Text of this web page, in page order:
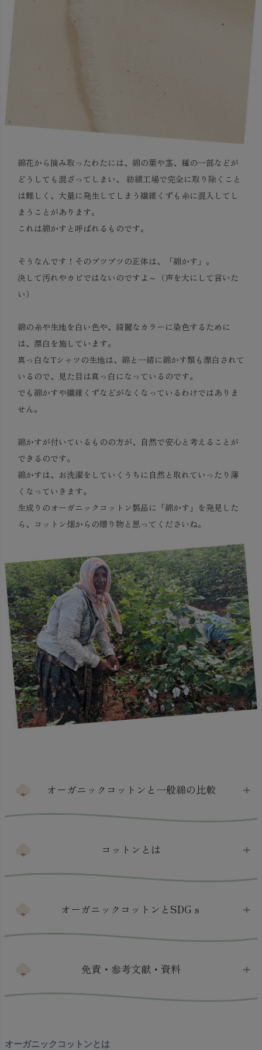
綿花から摘み取ったわたには、綿の葉や茎、種の一部などが
どうしても混ざってしまい、 紡績工場で完全に取り除くこと
は難しく、大量に発生してしまう繊維くずも糸に混入してし
まうことがあります。
これは綿かすと呼ばれるものです。
そうなんです！そのブツブツの正体は、「綿かす」。
決して汚れやカビではないのですよ～（声を大にして言いた
い）
綿の糸や生地を白い色や、綺麗なカラーに染色するために
は、漂白を施しています。
真っ白なTシャツの生地は、綿と一緒に綿かす類も漂白されて
いるので、見た目は真っ白になっているのです。
でも綿かすや繊維くずなどがなくなっているわけではありま
せん。
綿かすが付いているものの方が、自然で安心と考えることが
できるのです。
綿かすは、お洗濯をしていくうちに自然と取れていったり薄
くなっていきます。
生成りのオーガニックコットン製品に「綿かす」を発見した
ら、コットン畑からの贈り物と思ってくださいね。
オーガニックコットンと一般綿の比較
オーガニックコットンと一般綿の比較
（認証基準詳細は更新・改定されますので、あくまで例とな
種
コットンとは
オーガニックコットンとSDGｓ
オーガニックコットンのメリット オーガニックコットンの最大のメリットは、
栽培や生産
過程での地球環境の保全や労働環境の改善
また、オーガニックコットンに関わることは、SDGｓの
免責・参考文献・資料
ウェア・リンクその他各種情報等（以下当該コンテンツ）に
オーガニックコットンとは